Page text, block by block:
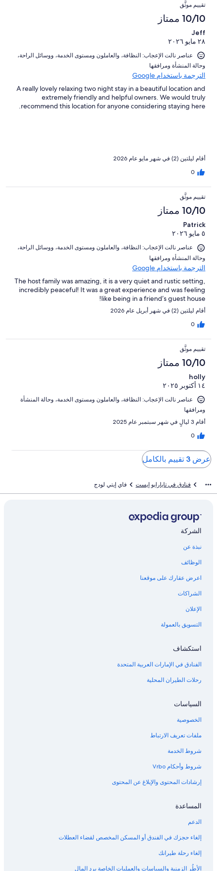
تقييمات
النزلاء
من
تقييمات
النزلاء
من
أصل
من
تقييمات
النزلاء
تقييم موثَّق
10/10 ممتاز
Jeff
٢٨ مايو ٢٠٢٦
عناصر نالت الإعجاب: ⁦النظافة⁩، و⁦العاملون ومستوى الخدمة⁩، و⁦وسائل الراحة⁩،
و⁦حالة المنشأة ومرافقها⁩
الترجمة باستخدام Google
A really lovely relaxing two night stay in a beautiful location and
extremely friendly and helpful owners. We would truly
recommend this location for anyone considering staying here.
أقام ليلتين (2) في شهر مايو عام 2026
0
تقييم موثَّق
10/10 ممتاز
Patrick
٥ مايو ٢٠٢٦
عناصر نالت الإعجاب: ⁦النظافة⁩، و⁦العاملون ومستوى الخدمة⁩، و⁦وسائل الراحة⁩،
و⁦حالة المنشأة ومرافقها⁩
الترجمة باستخدام Google
The host family was amazing, it is a very quiet and rustic setting,
incredibly peaceful! It was a great experience and was feeling
like being in a friend’s guest house!
أقام ليلتين (2) في شهر أبريل عام 2026
0
تقييم موثَّق
10/10 ممتاز
holly
١٤ أكتوبر ٢٠٢٥
عناصر نالت الإعجاب: ⁦النظافة⁩، و⁦العاملون ومستوى الخدمة⁩، و⁦حالة المنشأة
ومرافقها⁩
أقام 3 ليالٍ في شهر سبتمبر عام 2025
0
عرض 3 تقييم بالكامل
فنادق في تايارابو إيست فاي إيتي لودج
الشركة
نبذة عن
الوظائف
اعرض عقارك على موقعنا
الشراكات
الإعلان
التسويق بالعمولة
استكشاف
الفنادق في الإمارات العربية المتحدة
رحلات الطيران المحلية
السياسات
الخصوصية
ملفات تعريف الارتباط
شروط الخدمة
شروط وأحكام Vrbo
إرشادات المحتوى والإبلاغ عن المحتوى
المساعدة
الدعم
إلغاء حجزك في الفندق أو المسكن المخصص لقضاء العطلات
إلغاء رحلة طيرانك
الأطُر الزمنية والسياسات والعمليات الخاصة برد المال